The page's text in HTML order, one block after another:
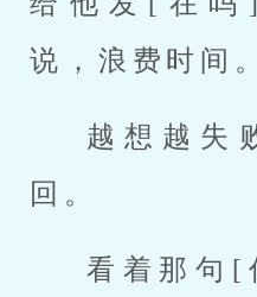
说，浪费时间。
越想越失
回。
看着那句[